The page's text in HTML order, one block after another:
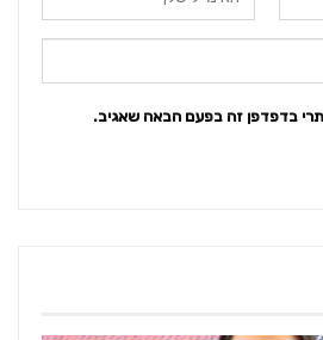
בדפדפן זה בפעם הבאה שאגיב.